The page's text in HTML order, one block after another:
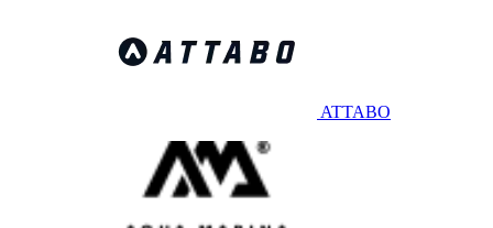
ATTABO